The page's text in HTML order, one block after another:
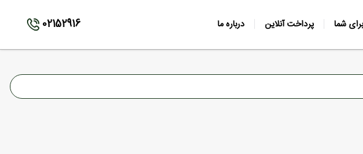
شما پرداخت آنلاین درباره ما 02152916